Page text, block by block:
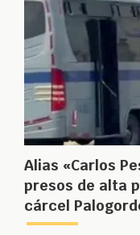
Alias «Carlos
presos de alta
cárcel